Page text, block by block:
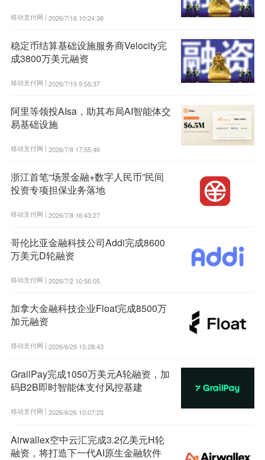
移动支付网 | 2026/7/16 10:24:38
稳定币结算基础设施服务商Velocity完
成3800万美元融资
移动支付网 | 2026/7/15 9:55:37
阿里等领投AIsa，助其布局AI智能体交
易基础设施
移动支付网 | 2026/7/8 17:55:46
浙江首笔“场景金融+数字人民币”民间
投资专项担保业务落地
移动支付网 | 2026/7/8 16:43:27
哥伦比亚金融科技公司Addi完成8600
万美元D轮融资
移动支付网 | 2026/7/2 10:56:05
加拿大金融科技企业Float完成8500万
加元融资
移动支付网 | 2026/6/29 15:28:43
GrailPay完成1050万美元A轮融资，加
码B2B即时智能体支付风控基建
移动支付网 | 2026/6/26 10:07:23
Airwallex空中云汇完成3.2亿美元H轮
融资，将打造下一代AI原生金融软件